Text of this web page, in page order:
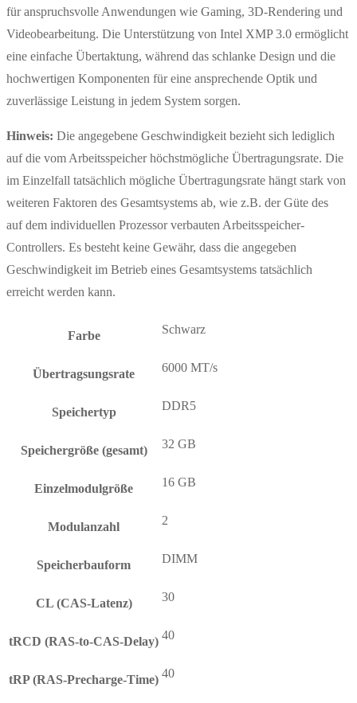
für anspruchsvolle Anwendungen wie Gaming, 3D-Rendering und
Videobearbeitung. Die Unterstützung von Intel XMP 3.0 ermöglicht
eine einfache Übertaktung, während das schlanke Design und die
hochwertigen Komponenten für eine ansprechende Optik und
zuverlässige Leistung in jedem System sorgen.
Hinweis: Die angegebene Geschwindigkeit bezieht sich lediglich
auf die vom Arbeitsspeicher höchstmögliche Übertragungsrate. Die
im Einzelfall tatsächlich mögliche Übertragungsrate hängt stark von
weiteren Faktoren des Gesamtsystems ab, wie z.B. der Güte des
auf dem individuellen Prozessor verbauten Arbeitsspeicher-
Controllers. Es besteht keine Gewähr, dass die angegeben
Geschwindigkeit im Betrieb eines Gesamtsystems tatsächlich
erreicht werden kann.
Farbe Schwarz
Übertragsungsrate 6000 MT/s
Speichertyp DDR5
Speichergröße (gesamt) 32 GB
Einzelmodulgröße 16 GB
Modulanzahl 2
Speicherbauform DIMM
CL (CAS-Latenz) 30
tRCD (RAS-to-CAS-Delay) 40
tRP (RAS-Precharge-Time) 40